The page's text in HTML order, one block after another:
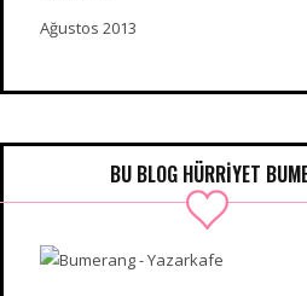
Ağustos 2013
BU BLOG HÜRRIYET